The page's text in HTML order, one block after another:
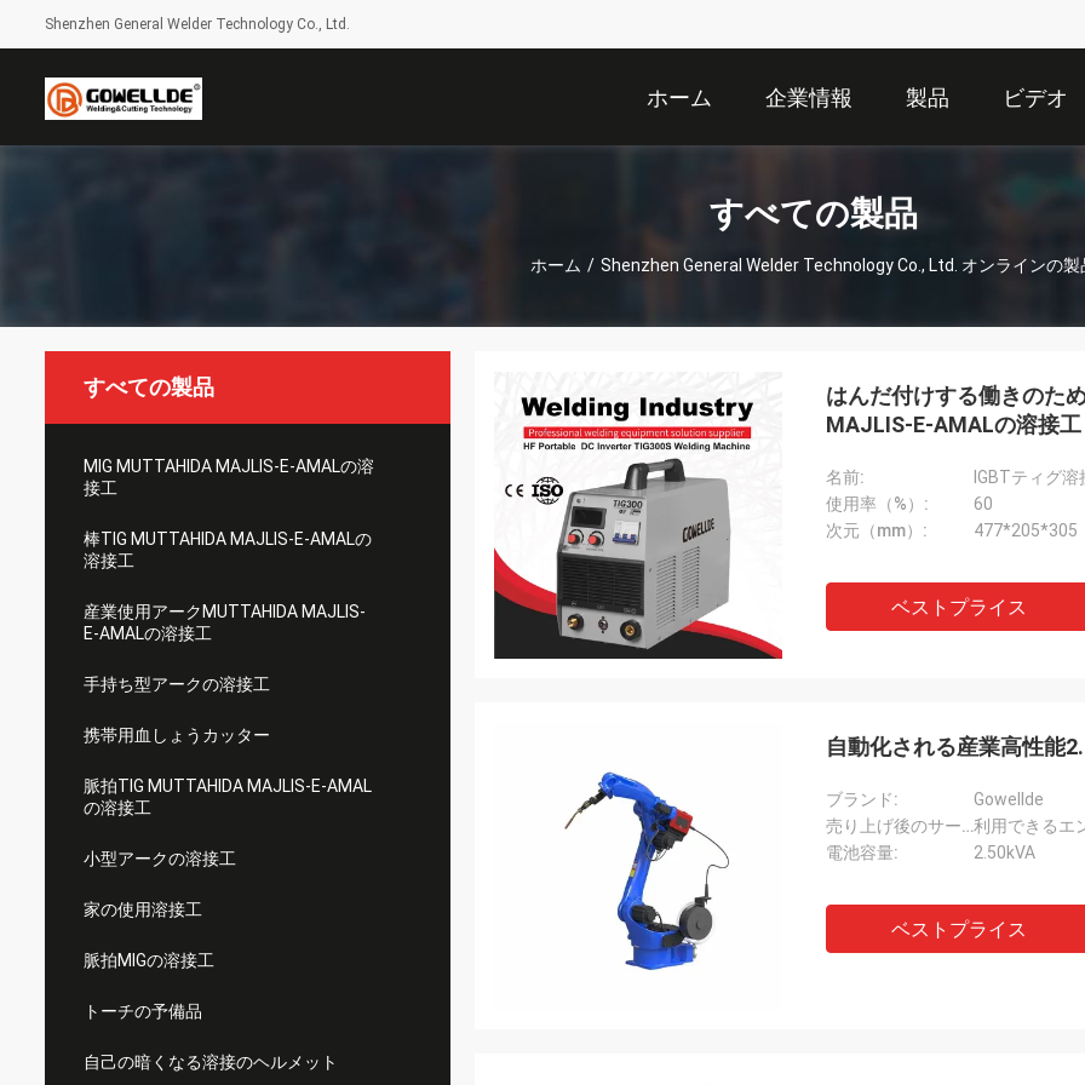
Shenzhen General Welder Technology Co., Ltd.
ホーム 企業情報 製品 ビデオ
すべての製品
ホーム / Shenzhen General Welder Technology Co., Ltd. オンラインの製
すべての製品
MIG MUTTAHIDA MAJLIS-E-AMALの溶
接工
棒TIG MUTTAHIDA MAJLIS-E-AMALの
溶接工
産業使用アークMUTTAHIDA MAJLIS-
E-AMALの溶接工
手持ち型アークの溶接工
携帯用血しょうカッター
脈拍TIG MUTTAHIDA MAJLIS-E-AMAL
の溶接工
小型アークの溶接工
家の使用溶接工
脈拍MIGの溶接工
トーチの予備品
自己の暗くなる溶接のヘルメット
はんだ付けする働きのた
MAJLIS-E-AMALの溶接工
名前:
IGBTティグ
使用率（%）:
60
次元（mm）:
477*205*305
ベストプライス
自動化される産業高性能
ブランド:
Gowellde
売り上げ後のサービスは提供した:利用できるエ
電池容量:
2.50kVA
ベストプライス